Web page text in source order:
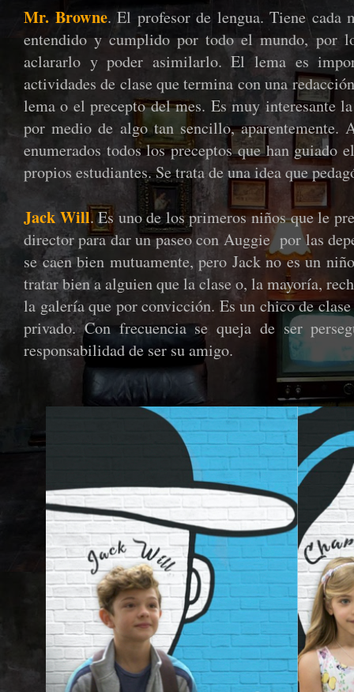
Mr. Browne. El profesor de lengua. Tiene cada
entendido y cumplido por todo el mundo, por
aclararlo y poder asimilarlo. El lema es
actividades de clase que termina con una
lema o el precepto del mes. Es muy interesante
por medio de algo tan sencillo, aparentemente.
enumerados todos los preceptos que han guiado
propios estudiantes. Se trata de una idea que
Jack Will. Es uno de los primeros niños que le
director para dar un paseo con Auggie por las
se caen bien mutuamente, pero Jack no es un
tratar bien a alguien que la clase o, la mayoría,
la galería que por convicción. Es un chico de
privado. Con frecuencia se queja de ser
responsabilidad de ser su amigo.